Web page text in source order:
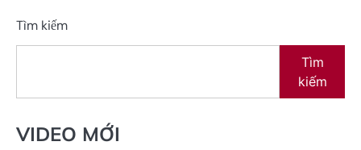
Tìm kiếm
Tìm
kiếm
VIDEO MỚI